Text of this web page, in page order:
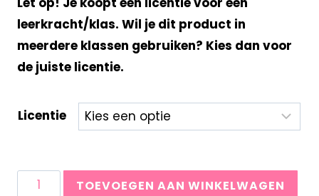
leerkracht/klas. Wil je dit product in
meerdere klassen gebruiken? Kies dan voor
de juiste licentie.
Licentie
TOEVOEGEN AAN WINKELWAGEN